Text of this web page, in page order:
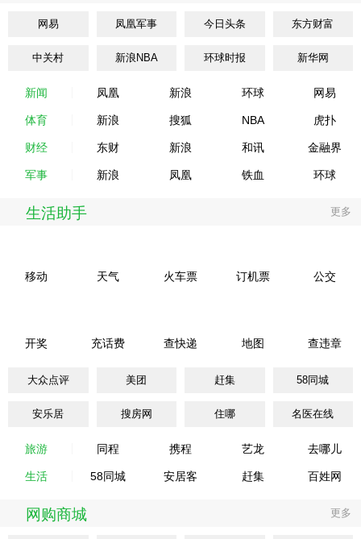
网易 凤凰军事 今日头条 东方财富
中关村 新浪NBA 环球时报 新华网
新闻 凤凰 新浪 环球 网易
体育 新浪 搜狐 NBA 虎扑
财经 东财 新浪 和讯 金融界
军事 新浪 凤凰 铁血 环球
生活助手 更多
移动 天气 火车票 订机票 公交
开奖 充话费 查快递 地图 查违章
大众点评 美团 赶集 58同城
安乐居 搜房网 住哪 名医在线
旅游 同程 携程 艺龙 去哪儿
生活 58同城 安居客 赶集 百姓网
网购商城 更多